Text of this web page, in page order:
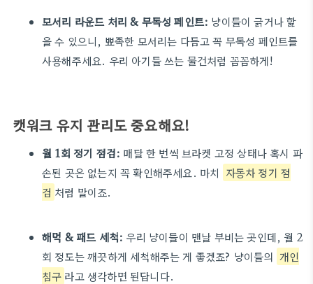
모서리 라운드 처리 & 무독성 페인트: 냥이들이 긁거나 핥
을 수 있으니, 뾰족한 모서리는 다듬고 꼭 무독성 페인트를
사용해주세요. 우리 아기들 쓰는 물건처럼 꼼꼼하게!
캣워크 유지 관리도 중요해요!
월 1회 정기 점검: 매달 한 번씩 브라켓 고정 상태나 혹시 파
손된 곳은 없는지 꼭 확인해주세요. 마치 자동차 정기 점
검 처럼 말이죠.
해먹 & 패드 세척: 우리 냥이들이 맨날 부비는 곳인데, 월 2
회 정도는 깨끗하게 세척해주는 게 좋겠죠? 냥이들의 개인
침구 라고 생각하면 된답니다.